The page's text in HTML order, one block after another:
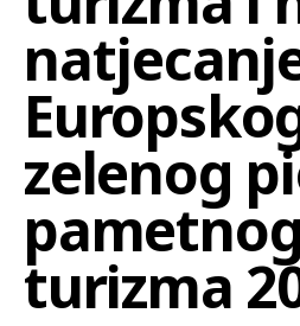
zelenog
pametnog
turizma